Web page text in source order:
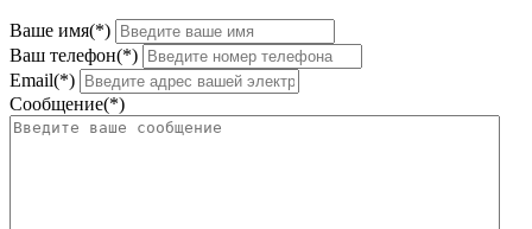
Ваше имя(*)
Ваш телефон(*)
Email(*)
Сообщение(*)